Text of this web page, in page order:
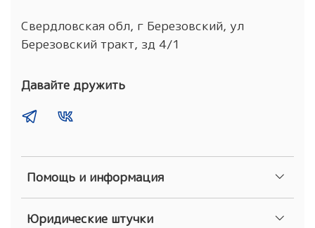
Помощь и информация
Юридические штучки
Свердловская обл, г Березовский, ул
Березовский тракт, зд 4/1
Давайте дружить